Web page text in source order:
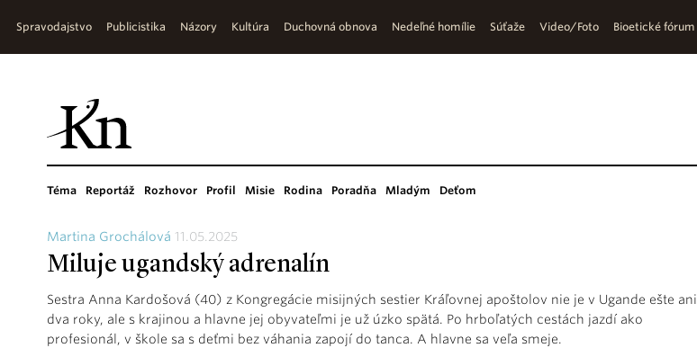
Spravodajstvo Publicistika Názory Kultúra Duchovná obnova Nedeľné homílie Súťaže Video/Foto Bioetické fórum
Téma Reportáž Rozhovor Profil Misie Rodina Poradňa Mladým Deťom
Martina Grochálová 11.05.2025
Miluje ugandský adrenalín
Sestra Anna Kardošová (40) z Kongregácie misijných sestier Kráľovnej apoštolov nie je v Ugande ešte ani
dva roky, ale s krajinou a hlavne jej obyvateľmi je už úzko spätá. Po hrboľatých cestách jazdí ako
profesionál, v škole sa s deťmi bez váhania zapojí do tanca. A hlavne sa veľa smeje.